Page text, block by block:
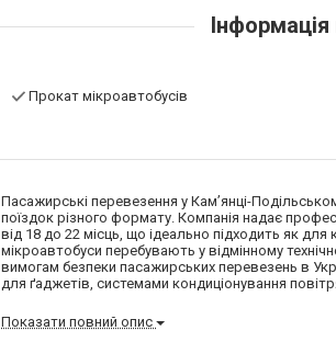
Прокат мікроавтобусів
Пасажирські перевезення у Кам’янці-
поїздок різного формату. Компанія надає
від 18 до 22 місць, що ідеально підходить як
мікроавтобуси перебувають у відмінному
вимогам безпеки пасажирських перевезень в
для ґаджетів, системами кондиціонування
Показати повний опис